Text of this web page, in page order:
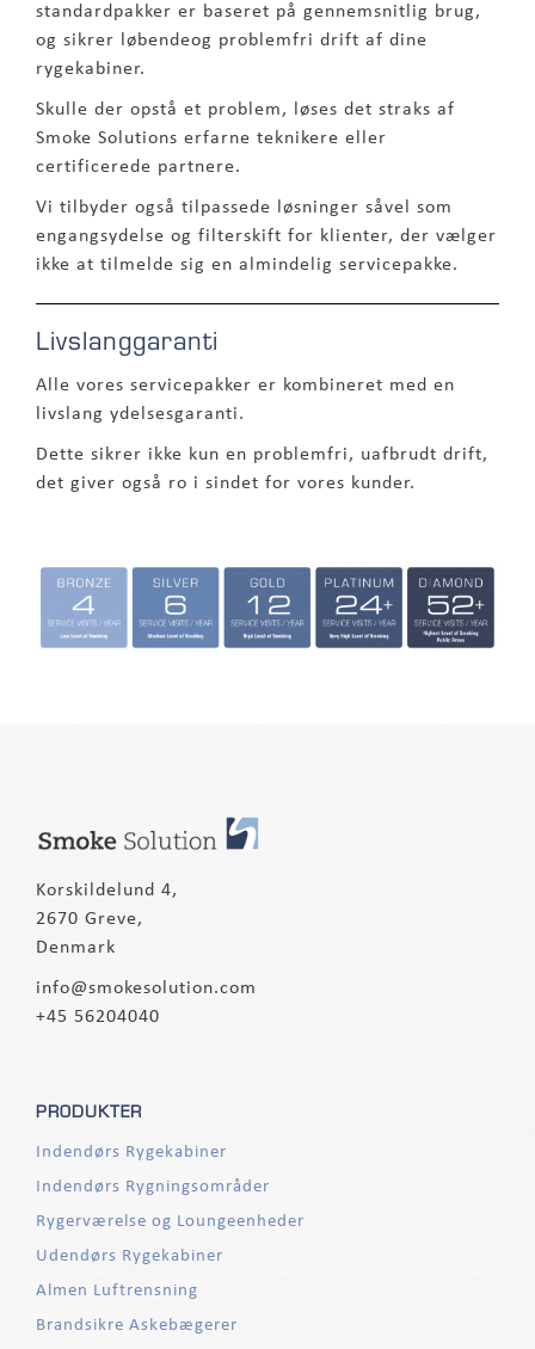
standardpakker er baseret på gennemsnitlig brug,
og sikrer løbendeog problemfri drift af dine
rygekabiner.
Skulle der opstå et problem, løses det straks af
Smoke Solutions erfarne teknikere eller
certificerede partnere.
Vi tilbyder også tilpassede løsninger såvel som
engangsydelse og filterskift for klienter, der vælger
ikke at tilmelde sig en almindelig servicepakke.
Livslanggaranti
Alle vores servicepakker er kombineret med en
livslang ydelsesgaranti.
Dette sikrer ikke kun en problemfri, uafbrudt drift,
det giver også ro i sindet for vores kunder.
Korskildelund 4,
2670 Greve,
Denmark
info@smokesolution.com
+45 56204040
PRODUKTER
Indendørs Rygekabiner
Indendørs Rygningsområder
Rygerværelse og Loungeenheder
Udendørs Rygekabiner
Almen Luftrensning
Brandsikre Askebægerer